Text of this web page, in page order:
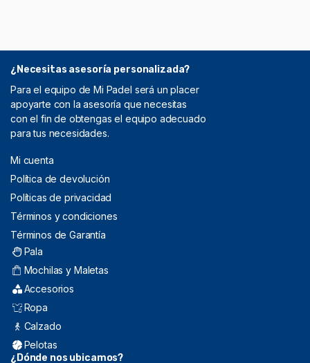
¿Necesitas asesoría personalizada?
Para el equipo de Mi Padel será un placer
apoyarte con la asesoría que necesitas
con el fin de obtengas el equipo adecuado
para tus necesidades.
Mi cuenta
Política de devolución
Políticas de privacidad
Términos y condiciones
Términos de Garantía
Pala
Mochilas y Maletas
Accesorios
Ropa
Calzado
Pelotas
¿Dónde nos ubicamos?